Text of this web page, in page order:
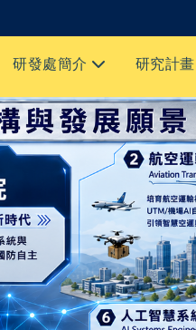
研發處簡介 研究計畫